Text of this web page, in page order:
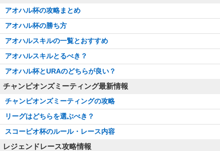
アオハル杯の攻略まとめ
アオハル杯の勝ち方
アオハルスキルの一覧とおすすめ
アオハルスキルとるべき？
アオハル杯とURAのどちらが良い？
チャンピオンズミーティング最新情報
チャンピオンズミーティングの攻略
リーグはどちらを選ぶべき？
スコーピオ杯のルール・レース内容
レジェンドレース攻略情報